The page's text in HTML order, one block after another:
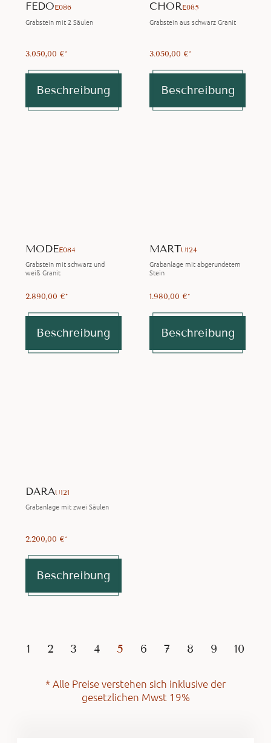
FEDOE086
Grabstein mit 2 Säulen
3.050,00 €*
Beschreibung
CHORE085
Grabstein aus schwarz Granit
3.050,00 €*
Beschreibung
MODEE084
Grabstein mit schwarz und
weiß Granit
2.890,00 €*
Beschreibung
MARTU124
Grabanlage mit abgerundetem
Stein
1.980,00 €*
Beschreibung
DARAU121
Grabanlage mit zwei Säulen
2.200,00 €*
Beschreibung
1 2 3 4 5 6 7 8 9 10
* Alle Preise verstehen sich inklusive der
gesetzlichen Mwst 19%